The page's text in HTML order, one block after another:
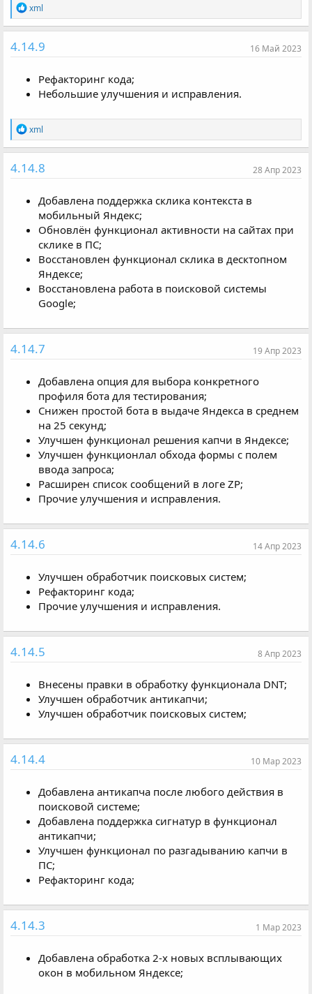
Р
е
а
к
ц
:
xml
4.14.9 16 Май 2023
Рефакторинг кода;
Небольшие улучшения и исправления.
Р
е
а
к
ц
:
xml
4.14.8 28 Апр 2023
Добавлена поддержка склика контекста в
мобильный Яндекс;
Обновлён функционал активности на сайтах при
склике в ПС;
Восстановлен функционал склика в десктопном
Яндексе;
Восстановлена работа в поисковой системы
Google;
4.14.7 19 Апр 2023
Добавлена опция для выбора конкретного
профиля бота для тестирования;
Снижен простой бота в выдаче Яндекса в среднем
на 25 секунд;
Улучшен функционал решения капчи в Яндексе;
Улучшен функционлал обхода формы с полем
ввода запроса;
Расширен список сообщений в логе ZP;
Прочие улучшения и исправления.
4.14.6 14 Апр 2023
Улучшен обработчик поисковых систем;
Рефакторинг кода;
Прочие улучшения и исправления.
4.14.5 8 Апр 2023
Внесены правки в обработку функционала DNT;
Улучшен обработчик антикапчи;
Улучшен обработчик поисковых систем;
4.14.4 10 Мар 2023
Добавлена антикапча после любого действия в
поисковой системе;
Добавлена поддержка сигнатур в функционал
антикапчи;
Улучшен функционал по разгадыванию капчи в
ПС;
Рефакторинг кода;
4.14.3 1 Мар 2023
Добавлена обработка 2-х новых всплывающих
окон в мобильном Яндексе;